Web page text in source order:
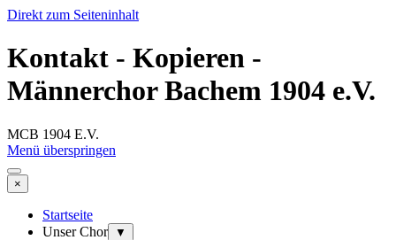
Direkt zum Seiteninhalt
Kontakt - Kopieren -
Männerchor Bachem 1904 e.V.
MCB 1904 E.V.
Menü überspringen
×
Startseite
Unser Chor
▼